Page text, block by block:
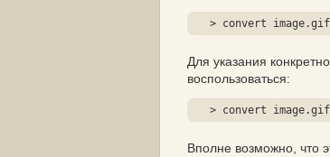
> convert image.gif
Для указания
воспользоваться:
> convert image.gif
Вполне возможно, что